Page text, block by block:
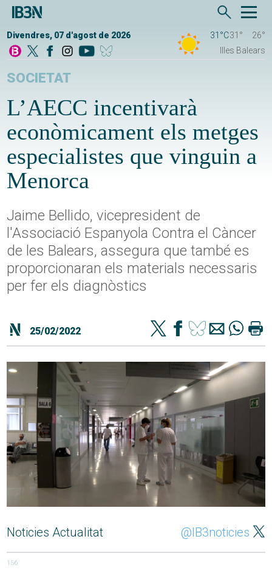
Divendres, 07 d'agost de 2026 31°C31°
26°
Illes Balears
SOCIETAT
L’AECC incentivarà
econòmicament els metges
especialistes que vinguin a
Menorca
Jaime Bellido, vicepresident de
l'Associació Espanyola Contra el Càncer
de les Balears, assegura que també es
proporcionaran els materials necessaris
per fer els diagnòstics
25/02/2022
Noticies Actualitat @IB3noticies
156